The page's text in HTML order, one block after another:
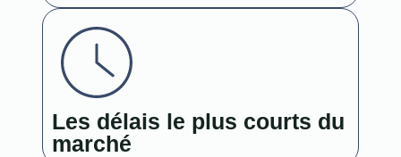
Les délais le plus courts du
marché